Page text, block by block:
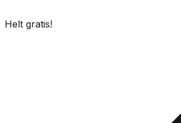
Helt gratis!